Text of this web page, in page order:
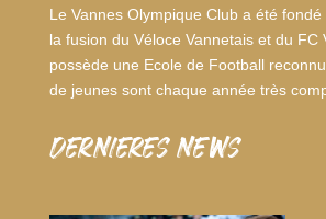
Le Vannes Olympique Club a été
la fusion du Véloce Vannetais et du FC
possède une Ecole de Football
de jeunes sont chaque année très
dernieres news